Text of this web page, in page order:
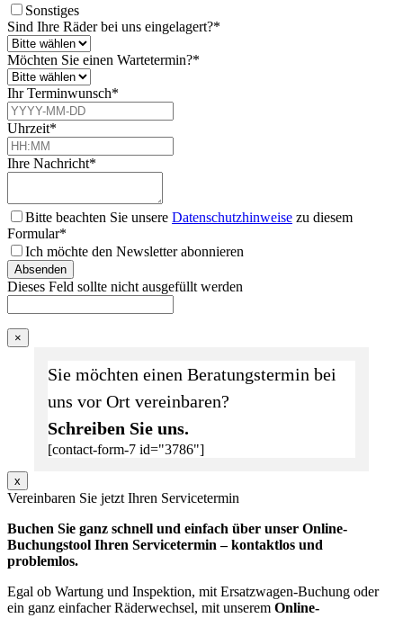
Sonstiges
Sind Ihre Räder bei uns eingelagert?*
Möchten Sie einen Wartetermin?*
Ihr Terminwunsch*
Uhrzeit*
Ihre Nachricht*
Bitte beachten Sie unsere Datenschutzhinweise zu diesem
Formular*
Ich möchte den Newsletter abonnieren
Absenden
Dieses Feld sollte nicht ausgefüllt werden
×
Sie möchten einen Beratungstermin bei
uns vor Ort vereinbaren?
Schreiben Sie uns.
[contact-form-7 id="3786"]
x
Vereinbaren Sie jetzt Ihren Servicetermin
Buchen Sie ganz schnell und einfach über unser Online-
Buchungstool Ihren Servicetermin – kontaktlos und
problemlos.
Egal ob Wartung und Inspektion, mit Ersatzwagen-Buchung oder
ein ganz einfacher Räderwechsel, mit unserem Online-